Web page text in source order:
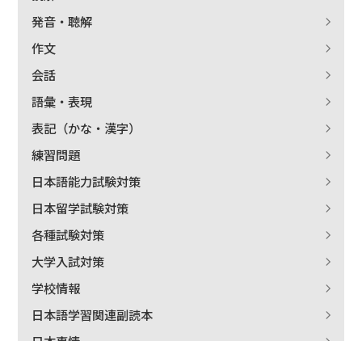
発音・聴解
作文
会話
語彙・表現
表記（かな・漢字）
練習問題
日本語能力試験対策
日本留学試験対策
各種試験対策
大学入試対策
学校情報
日本語学習関連副読本